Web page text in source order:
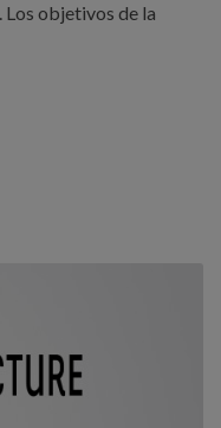
objetivos de la